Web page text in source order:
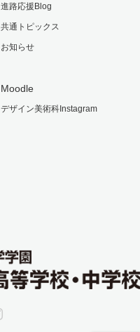
進路応援Blog
共通トピックス
お知らせ
Moodle
デザイン美術科Instagram